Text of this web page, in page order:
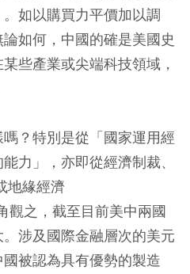
如以購買力平價加以調
如何，中國的確是美國史
些產業或尖端科技領域，
？特別是從「國家運用經
力」，亦即從經濟制裁、
地緣經濟
觀之，截至目前美中兩國
涉及國際金融層次的美元
被認為具有優勢的製造